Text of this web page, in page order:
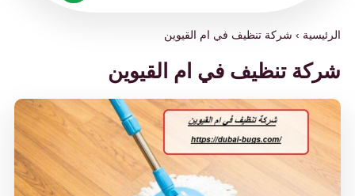
الرئيسية ›شركة تنظيف في ام القيوين
شركة تنظيف في ام القيوين